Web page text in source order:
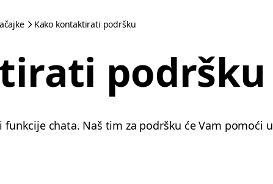
Kako kontaktirati podršku
podršku
chata. Naš tim za podršku će Vam pomoći u